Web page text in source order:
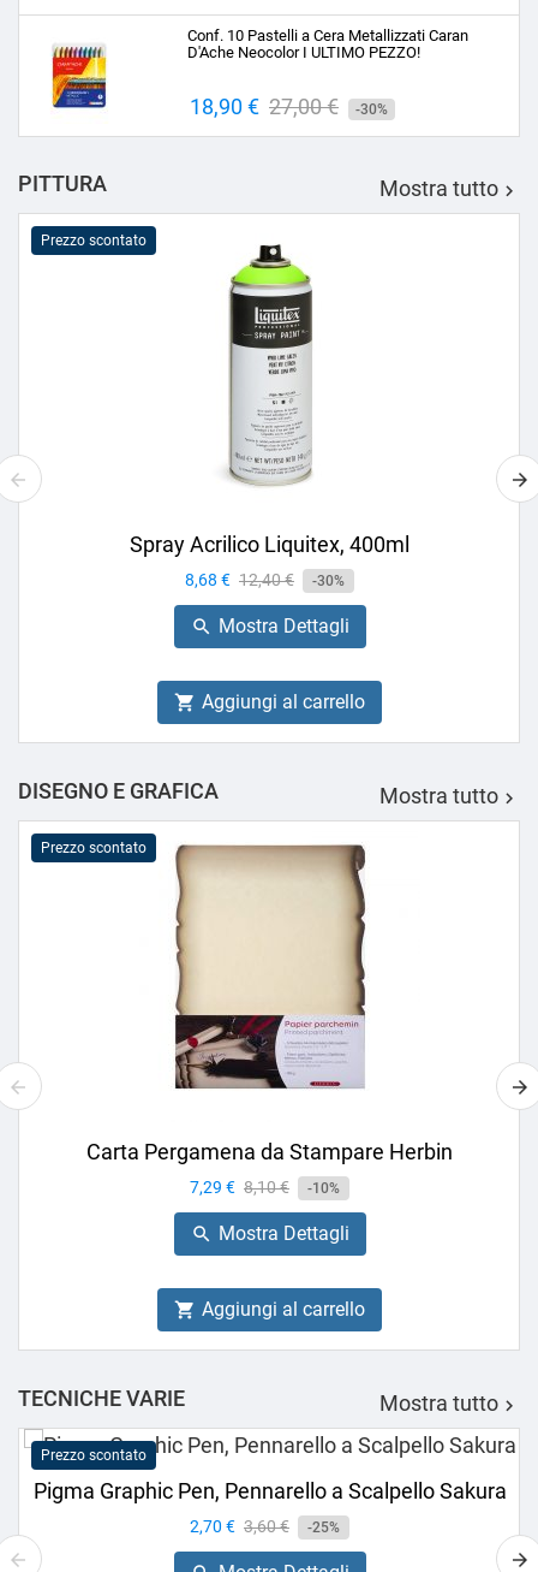
base
Conf. 10 Pastelli a Cera Metallizzati Caran
D'Ache Neocolor I ULTIMO PEZZO!
Prezzo
18,90 € Prezzo
base
27,00 € -30%
PITTURA Mostra tutto 
Prezzo scontato
Spray Acrilico Liquitex, 400ml
Prezzo
8,68 € Prezzo
base
12,40 € -30%
 Mostra Dettagli
 Aggiungi al carrello
DISEGNO E GRAFICA Mostra tutto 
Prezzo scontato
Carta Pergamena da Stampare Herbin
Prezzo
7,29 € Prezzo
base
8,10 € -10%
 Mostra Dettagli
 Aggiungi al carrello
TECNICHE VARIE Mostra tutto 
Prezzo scontato
Pigma Graphic Pen, Pennarello a Scalpello Sakura
Prezzo
2,70 € Prezzo
base
3,60 € -25%